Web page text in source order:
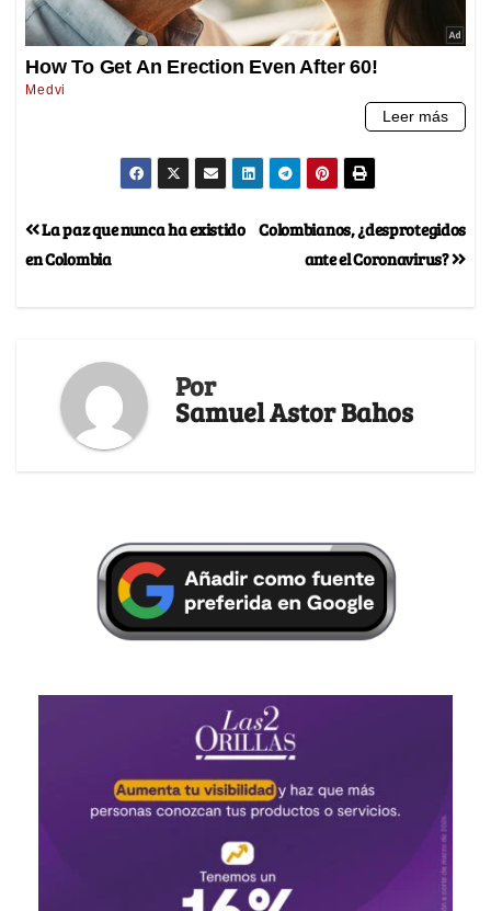
Colombianos, ¿desprotegidos
ante el Coronavirus?
La paz que nunca ha existido
en Colombia
Por
Samuel Astor Bahos